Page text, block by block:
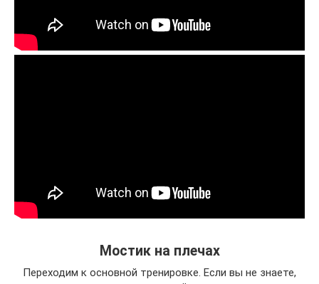
Мостик на плечах
Переходим к основной тренировке. Если вы не знаете,